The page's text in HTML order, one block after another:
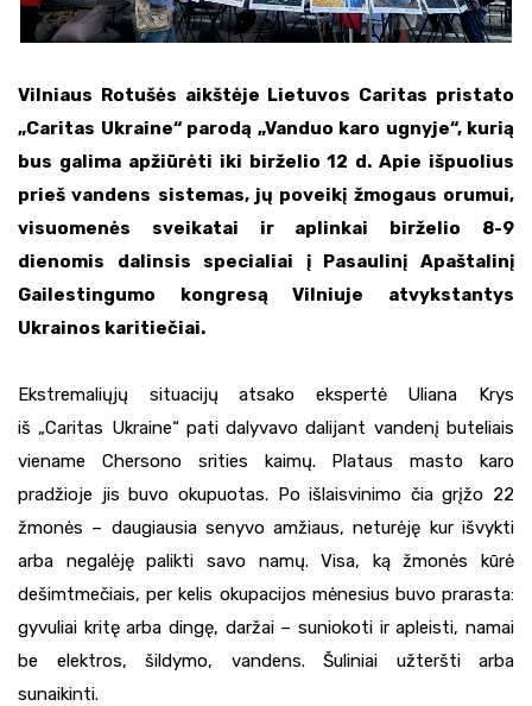
Vilniaus Rotušės aikštėje Lietuvos Caritas pristato
„Caritas Ukraine“ parodą „Vanduo karo ugnyje“, kurią
bus galima apžiūrėti iki birželio 12 d. Apie išpuolius
prieš vandens sistemas, jų poveikį žmogaus orumui,
visuomenės sveikatai ir aplinkai birželio 8-9
dienomis dalinsis specialiai į Pasaulinį Apaštalinį
Gailestingumo kongresą Vilniuje atvykstantys
Ukrainos karitiečiai.
Ekstremaliųjų situacijų atsako ekspertė Uliana Krys
iš „Caritas Ukraine“ pati dalyvavo dalijant vandenį buteliais
viename Chersono srities kaimų. Plataus masto karo
pradžioje jis buvo okupuotas. Po išlaisvinimo čia grįžo 22
žmonės – daugiausia senyvo amžiaus, neturėję kur išvykti
arba negalėję palikti savo namų. Visa, ką žmonės kūrė
dešimtmečiais, per kelis okupacijos mėnesius buvo prarasta:
gyvuliai kritę arba dingę, daržai – suniokoti ir apleisti, namai
be elektros, šildymo, vandens. Šuliniai užteršti arba
sunaikinti.